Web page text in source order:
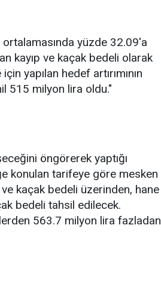
yüzde 32.09'a
kayıp ve kaçak bedeli olarak
yapılan hedef artırımının
515 milyon lira oldu."
öngörerek yaptığı
konulan tarifeye göre mesken
ve kaçak bedeli üzerinden, hane
bedeli tahsil edilecek.
563.7 milyon lira fazladan